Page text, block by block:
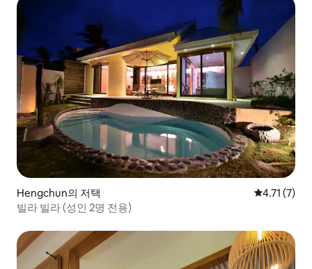
Hengchun의 저택 평점 4.71점
4.71 (7)
빌라 빌라 (성인 2명 전용)